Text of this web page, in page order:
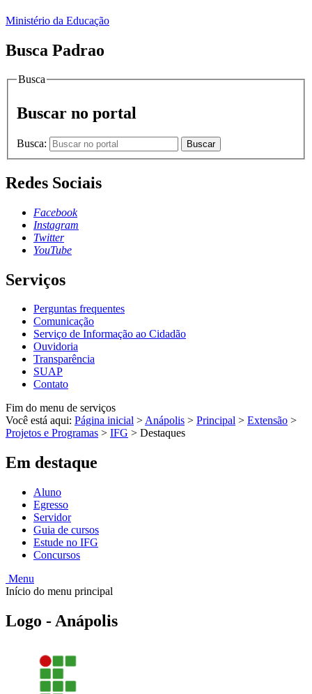
Ministério da Educação
Busca Padrao
Busca
Buscar no portal
Busca: Buscar
Redes Sociais
Facebook
Instagram
Twitter
YouTube
Serviços
Perguntas frequentes
Comunicação
Serviço de Informação ao Cidadão
Ouvidoria
Transparência
SUAP
Contato
Fim do menu de serviços
Você está aqui: Página inicial >Anápolis > Principal > Extensão >
Projetos e Programas > IFG > Destaques
Em destaque
Aluno
Egresso
Servidor
Guia de cursos
Estude no IFG
Concursos
Menu
Início do menu principal
Logo - Anápolis